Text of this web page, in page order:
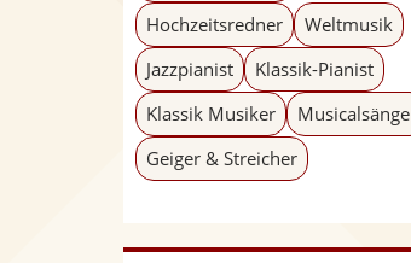
Hochzeitsredner
Weltmusik
Jazzpianist
Klassik-Pianist
Klassik Musiker
Geiger & Streicher